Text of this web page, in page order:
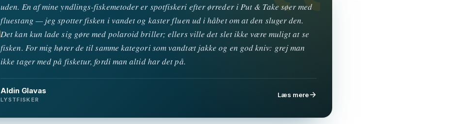
uden. En af mine yndlings-fiskemetoder er spotfiskeri efter ørreder i Put & Take søer med
fluestang — jeg spotter fisken i vandet og kaster fluen ud i håbet om at den sluger den.
Det kan kun lade sig gøre med polaroid briller; ellers ville det slet ikke være muligt at se
fisken. For mig hører de til samme kategori som vandtæt jakke og en god kniv: grej man
ikke tager med på fisketur, fordi man altid har det på.
Aldin Glavas
LYSTFISKER
Læs mere